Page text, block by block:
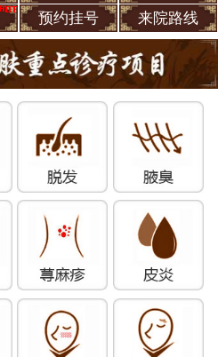
预约挂号 来院路线